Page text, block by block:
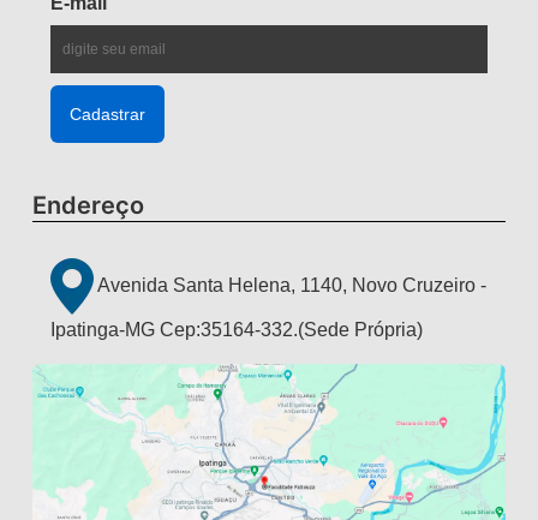
Endereço
Avenida Santa Helena, 1140, Novo Cruzeiro -
Ipatinga-MG Cep:35164-332.(Sede Própria)